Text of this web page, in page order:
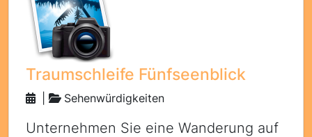
Traumschleife Fünfseenblick
Sehenwürdigkeiten
Unternehmen Sie eine Wanderung auf